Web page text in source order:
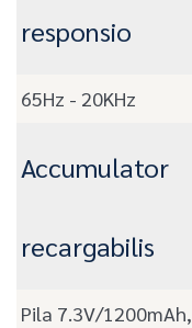
responsio
65Hz - 20KHz
Accumulator
recargabilis
Pila 7.3V/1200mAh,